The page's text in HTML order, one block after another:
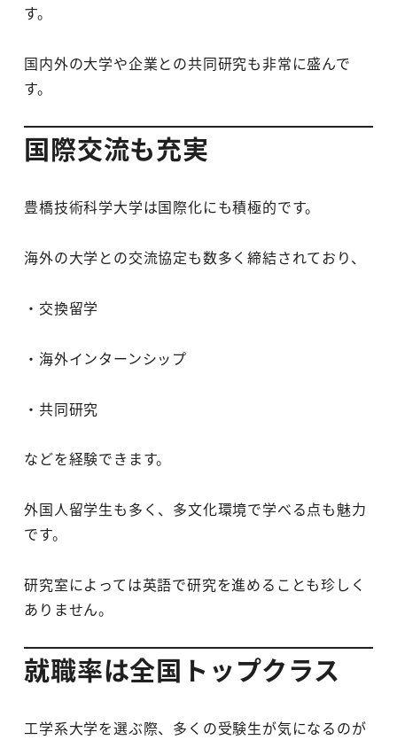
す。
国内外の大学や企業との共同研究も非常に盛んで
す。
国際交流も充実
豊橋技術科学大学は国際化にも積極的です。
海外の大学との交流協定も数多く締結されており、
・交換留学
・海外インターンシップ
・共同研究
などを経験できます。
外国人留学生も多く、多文化環境で学べる点も魅力
です。
研究室によっては英語で研究を進めることも珍しく
ありません。
就職率は全国トップクラス
工学系大学を選ぶ際、多くの受験生が気になるのが